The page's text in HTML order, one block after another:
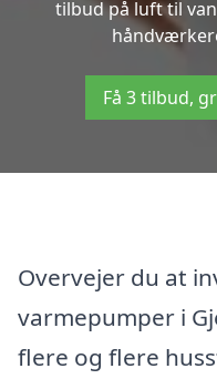
tilbud på luft til
Få 3 tilbud,
Overvejer du at
varmepumper i
flere og flere